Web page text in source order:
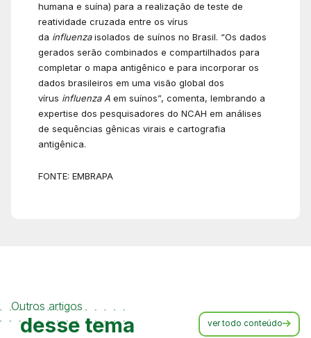
humana e suína) para a realização de teste de
reatividade cruzada entre os vírus
da influenzaisolados de suínos no Brasil. “Os dados
gerados serão combinados e compartilhados para
completar o mapa antigênico e para incorporar os
dados brasileiros em uma visão global dos
vírus influenza A em suínos”, comenta, lembrando a
expertise dos pesquisadores do NCAH em análises
de sequências gênicas virais e cartografia
antigênica.
FONTE: EMBRAPA
Outros artigos
desse tema ver todo conteúdo